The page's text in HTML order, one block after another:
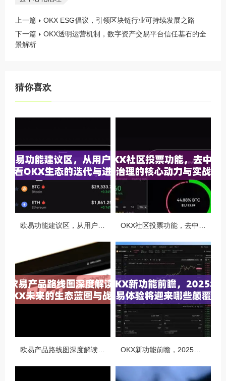
上一篇
OKX ESG倡议，引领区块链行业可持续发展之路
下一篇
OKX透明运营机制，数字资产交易平台信任基石的全
景解析
猜你喜欢